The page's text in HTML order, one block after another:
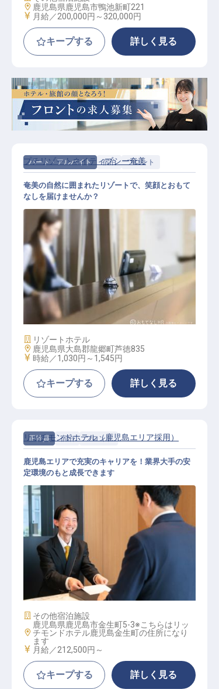
勤務地
鹿児島県鹿児島市鴨池新町221
給与
月給／200,000円～ 320,000円
キープする 詳しく見る
パート・アルバイト 宿泊 フロント
フロント
プチリゾートネイティブシー奄美
奄美の自然に囲まれたリゾートで、笑顔とおもて
なしを届けませんか？
施設業態
リゾートホテル
勤務地
鹿児島県大島郡龍郷町芦徳835
給与
時給／1,030円～ 1,545円
キープする 詳しく見る
正社員 宿泊 フロント
フロント│転勤なし／年休116日／手
当＆福利厚生充実／未経験OK
リッチモンドホテル（鹿児島エリア採用）
鹿児島エリアで充実のキャリアを！業界大手の安
定環境のもと成長できます
施設業態
その他宿泊施設
勤務地
鹿児島県鹿児島市金生町5-3※こちらはリッ
チモンドホテル鹿児島金生町の住所になり
ます
給与
月給／212,500円～
キープする 詳しく見る